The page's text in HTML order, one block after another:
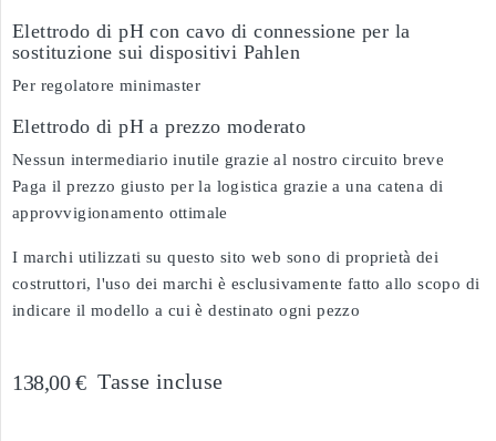
Elettrodo di pH con cavo di connessione per la
sostituzione sui dispositivi Pahlen
Per regolatore minimaster
Elettrodo di pH a prezzo moderato
Nessun intermediario inutile grazie al nostro circuito breve
Paga il prezzo giusto per la logistica grazie a una catena di
approvvigionamento ottimale
I marchi utilizzati su questo sito web sono di proprietà dei
costruttori, l'uso dei marchi è esclusivamente fatto allo scopo di
indicare il modello a cui è destinato ogni pezzo
138,00 € Tasse incluse